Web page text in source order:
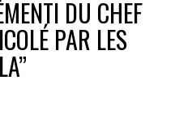
DU CHEF
PAR LES
”